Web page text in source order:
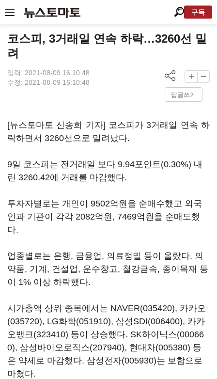
구독
코스피, 3거래일 연속 하락…3260선 밀
려
입력: 2021-08-09 16:10:48
수정: 2021-08-09 16:10:48
답글쓰기
[뉴스토마토 신송희 기자] 코스피가 3거래일 연속 하
락하면서 3260선으로 밀려났다.
9일 코스피는 전거래일 보다 9.94포인트(0.30%) 내
린 3260.42에 거래를 마감했다.
투자자별로는 개인이 9502억원을 순매수했고 외국
인과 기관이 각각 2082억원, 7469억원을 순매도했
다.
업종별로는 은행, 금융업, 의료정밀 등이 올랐다. 의
약품, 기계, 건설업, 운수창고, 철강금속, 종이목재 등
이 1% 이상 하락했다.
시가총액 상위 종목에서는 NAVER(035420), 카카오
(035720), LG화학(051910), 삼성SDI(006400), 카카
오뱅크(323410) 등이 상승했다. SK하이닉스(00066
0), 삼성바이오로직스(207940), 현대차(005380) 등
은 약세로 마감했다. 삼성전자(005930)는 보합으로
마쳤다.